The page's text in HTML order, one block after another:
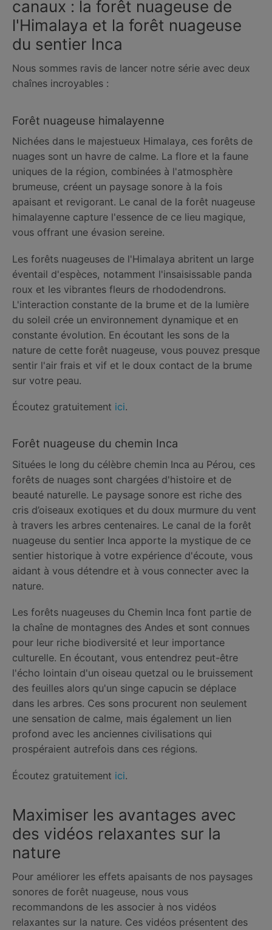
canaux : la forêt nuageuse de
l'Himalaya et la forêt nuageuse
du sentier Inca
Nous sommes ravis de lancer notre série avec deux
chaînes incroyables :
Forêt nuageuse himalayenne
Nichées dans le majestueux Himalaya, ces forêts de
nuages ​​sont un havre de calme. La flore et la faune
uniques de la région, combinées à l'atmosphère
brumeuse, créent un paysage sonore à la fois
apaisant et revigorant. Le canal de la forêt nuageuse
himalayenne capture l'essence de ce lieu magique,
vous offrant une évasion sereine.
Les forêts nuageuses de l'Himalaya abritent un large
éventail d'espèces, notamment l'insaisissable panda
roux et les vibrantes fleurs de rhododendrons.
L'interaction constante de la brume et de la lumière
du soleil crée un environnement dynamique et en
constante évolution. En écoutant les sons de la
nature de cette forêt nuageuse, vous pouvez presque
sentir l'air frais et vif et le doux contact de la brume
sur votre peau.
Écoutez gratuitement ici.
Forêt nuageuse du chemin Inca
Situées le long du célèbre chemin Inca au Pérou, ces
forêts de nuages ​​sont chargées d'histoire et de
beauté naturelle. Le paysage sonore est riche des
cris d’oiseaux exotiques et du doux murmure du vent
à travers les arbres centenaires. Le canal de la forêt
nuageuse du sentier Inca apporte la mystique de ce
sentier historique à votre expérience d'écoute, vous
aidant à vous détendre et à vous connecter avec la
nature.
Les forêts nuageuses du Chemin Inca font partie de
la chaîne de montagnes des Andes et sont connues
pour leur riche biodiversité et leur importance
culturelle. En écoutant, vous entendrez peut-être
l'écho lointain d'un oiseau quetzal ou le bruissement
des feuilles alors qu'un singe capucin se déplace
dans les arbres. Ces sons procurent non seulement
une sensation de calme, mais également un lien
profond avec les anciennes civilisations qui
prospéraient autrefois dans ces régions.
Écoutez gratuitement ici.
Maximiser les avantages avec
des vidéos relaxantes sur la
nature
Pour améliorer les effets apaisants de nos paysages
sonores de forêt nuageuse, nous vous
recommandons de les associer à nos vidéos
relaxantes sur la nature. Ces vidéos présentent des